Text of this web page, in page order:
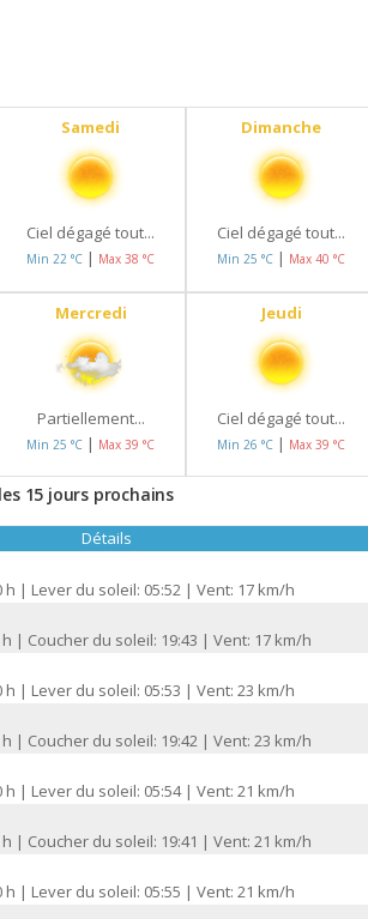
Samedi
Ciel dégagé tout...
Min 22 °C | Max 38 °C
Dimanche
Ciel dégagé tout...
Min 25 °C | Max 40 °C
Mercredi
Partiellement...
Min 25 °C | Max 39 °C
Jeudi
Ciel dégagé tout...
Min 26 °C | Max 39 °C
15 jours prochains
Détails
h | Lever du soleil: 05:52 | Vent: 17 km/h
h | Coucher du soleil: 19:43 | Vent: 17 km/h
h | Lever du soleil: 05:53 | Vent: 23 km/h
h | Coucher du soleil: 19:42 | Vent: 23 km/h
h | Lever du soleil: 05:54 | Vent: 21 km/h
h | Coucher du soleil: 19:41 | Vent: 21 km/h
h | Lever du soleil: 05:55 | Vent: 21 km/h